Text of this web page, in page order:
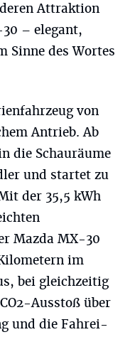
Attraktion
– elegant,
Sinne des Wortes
von
Antrieb. Ab
die Schauräume
und startet zu
der 35,5 kWh
Mazda MX-30
im
bei gleichzeitig
Ausstoß über
und die Fahrei-